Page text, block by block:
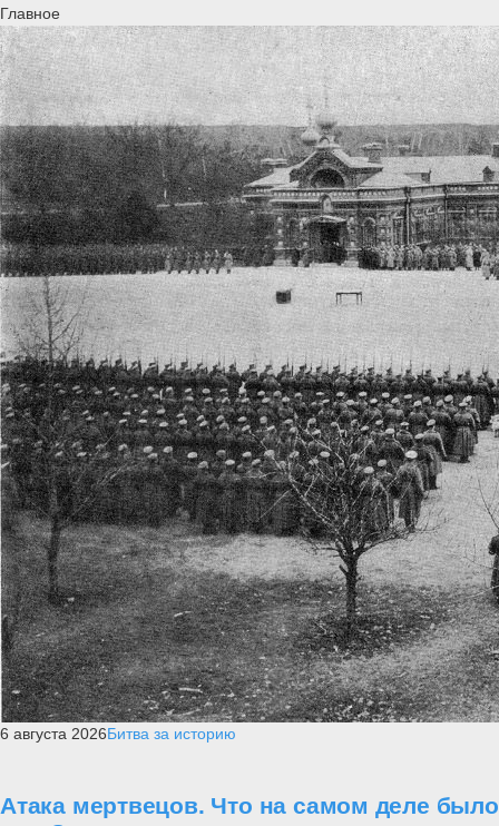
Главное
6 августа 2026Битва за историю
Атака мертвецов. Что на самом деле было